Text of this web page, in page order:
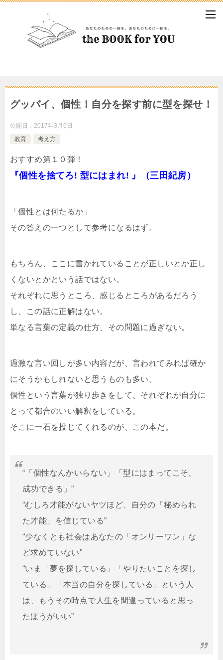
グッバイ、個性！自分を探す前に型を探せ！
公開日： 2017年3月6日
教育
考え方
おすすめ第１０弾！
『個性を捨てろ! 型にはまれ! 』（三田紀房）
「個性とは何たるか」
その答えの一つとして参考になるはず。
もちろん、ここに書かれていることが正しいとか正し
くないとかという話ではない。
それぞれに思うところ、感じるところがあるだろう
し、この話に正解はない。
単なる言葉の定義の仕方、その問題に過ぎない。
過激な言い回しが多い内容だが、言われてみれば確か
にそうかもしれないと思うものも多い。
個性という言葉が独り歩きをして、それぞれが自分に
とって都合のいい解釈をしている。
そこに一石を投じてくれるのが、この本だ。
“「個性なんかいらない」「型にはまってこそ、
成功できる」”
“むしろ才能がないヤツほど、自分の「秘められ
た才能」を信じている”
“少なくとも社会はあなたの「オンリーワン」な
ど求めていない”
“いま「夢を探している」「やりたいことを探し
ている」「本当の自分を探している」という人
は、もうその時点で人生を間違っていると思っ
たほうがいい”